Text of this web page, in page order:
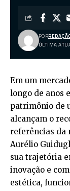
ÚLTIMA
POR
Em um
longo de anos
patrimônio de
alcançam o
referências da
Aurélio
sua trajetória
inovação e
estética,